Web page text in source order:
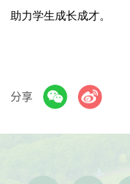
助力学生成长成才。
分享